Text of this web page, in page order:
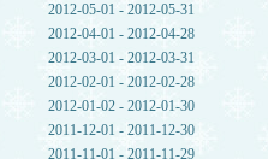
2012-05-01 - 2012-05-31
2012-04-01 - 2012-04-28
2012-03-01 - 2012-03-31
2012-02-01 - 2012-02-28
2012-01-02 - 2012-01-30
2011-12-01 - 2011-12-30
2011-11-01 - 2011-11-29